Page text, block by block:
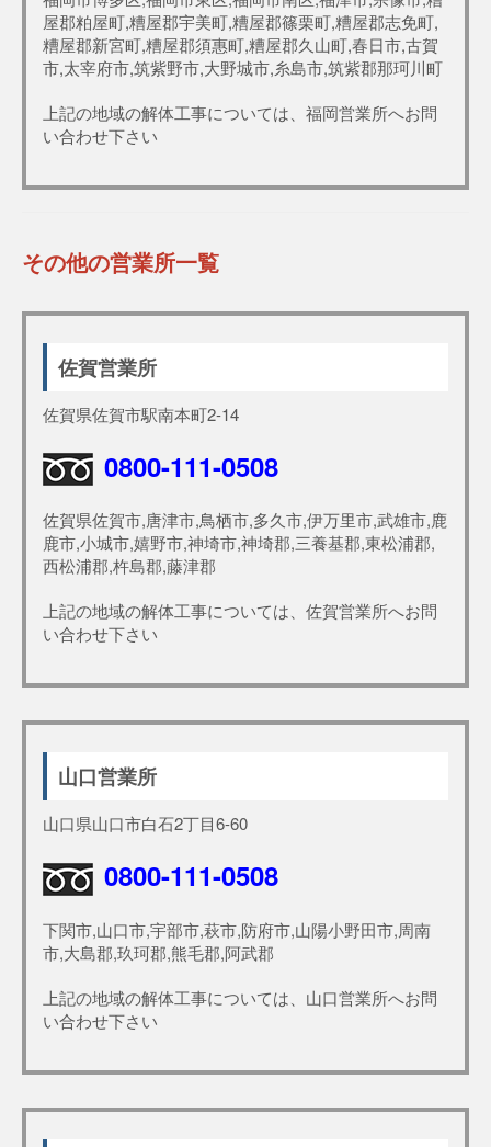
屋郡粕屋町,糟屋郡宇美町,糟屋郡篠栗町,糟屋郡志免町,
糟屋郡新宮町,糟屋郡須惠町,糟屋郡久山町,春日市,古賀
市,太宰府市,筑紫野市,大野城市,糸島市,筑紫郡那珂川町
上記の地域の解体工事については、福岡営業所へお問
い合わせ下さい
その他の営業所一覧
佐賀営業所
佐賀県佐賀市駅南本町2-14
0800-111-0508
佐賀県佐賀市,唐津市,鳥栖市,多久市,伊万里市,武雄市,鹿
鹿市,小城市,嬉野市,神埼市,神埼郡,三養基郡,東松浦郡,
西松浦郡,杵島郡,藤津郡
上記の地域の解体工事については、佐賀営業所へお問
い合わせ下さい
山口営業所
山口県山口市白石2丁目6-60
0800-111-0508
下関市,山口市,宇部市,萩市,防府市,山陽小野田市,周南
市,大島郡,玖珂郡,熊毛郡,阿武郡
上記の地域の解体工事については、山口営業所へお問
い合わせ下さい